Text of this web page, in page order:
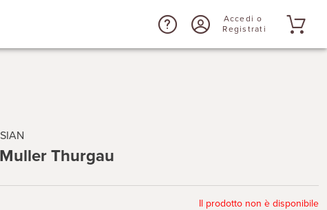
Accedi o
Registrati
Thurgau
Il prodotto non è disponibile